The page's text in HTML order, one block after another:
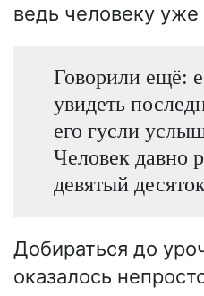
ведь человеку уже
Говорили ещё:
увидеть
его гусли
Человек давно
девятый
Добираться до
оказалось